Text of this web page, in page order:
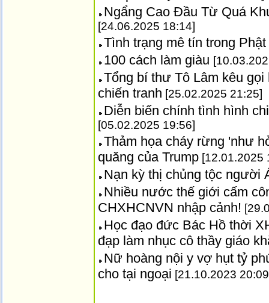
Ngẩng Cao Đầu Từ Quá
[24.06.2025 18:14]
Tình trạng mê tín trong
100 cách làm giàu
Tổng bí thư Tô Lâm kêu
chiến tranh [25.02.2025 21:25]
Diễn biến chính tình hình
[05.02.2025 19:56]
Thảm họa cháy rừng 'như
quăng của Trump [12.01.2025
Nạn kỳ thị chủng tộc người
Nhiều nước thế giới cấm
CHXHCNVN nhập cảnh!
Học đạo đức Bác Hồ thời
đạp làm nhục cô thầy giáo
Nữ hoàng nội y vợ hụt tỷ
cho tại ngoại [21.10.2023